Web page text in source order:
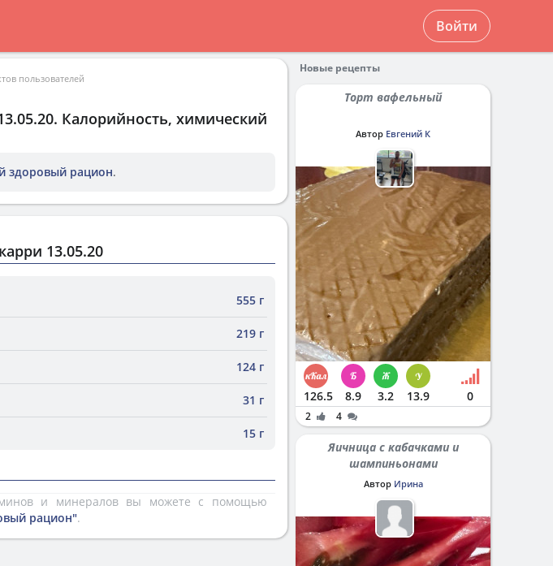
Войти
пользователей
. Калорийность, химический
здоровый рацион.
13.05.20
555 г
219 г
124 г
31 г
15 г
и минералов вы можете с помощью
рацион".
Новые рецепты
Торт вафельный
Автор Евгений К
126.5 8.9 3.2 13.9 0
2 4
Яичница с кабачками и
шампиньонами
Автор Ирина